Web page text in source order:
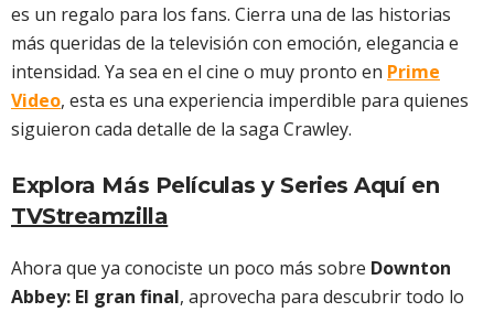
es un regalo para los fans. Cierra una de las historias
más queridas de la televisión con emoción, elegancia e
intensidad. Ya sea en el cine o muy pronto en Prime
Video, esta es una experiencia imperdible para quienes
siguieron cada detalle de la saga Crawley.
Explora Más Películas y Series Aquí en
TVStreamzilla
Ahora que ya conociste un poco más sobre Downton
Abbey: El gran final, aprovecha para descubrir todo lo